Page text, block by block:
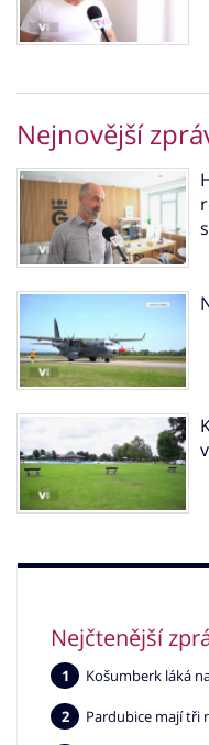
Nejnovější
Nejčtenější
Košumberk láká
Pardubice mají tři